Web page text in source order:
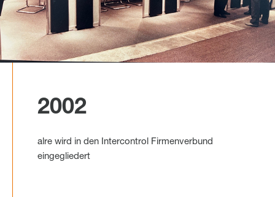
2002
alre wird in den Intercontrol Firmenverbund
eingegliedert